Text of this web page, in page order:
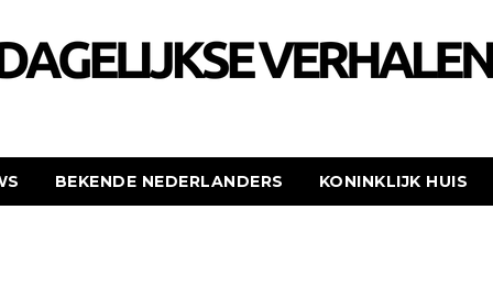
BEKENDE NEDERLANDERS KONINKLIJK HUIS